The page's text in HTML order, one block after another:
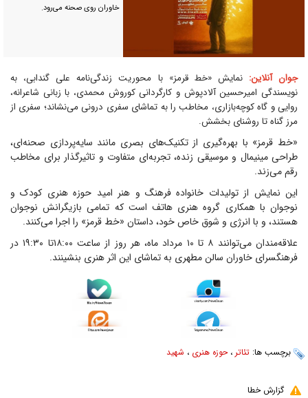
خاوران روی صحنه می‌رود.
جوان آنلاین: نمایش «خط قرمز» با محوریت زندگی‌نامه علی گندابی، به
نویسندگی امیرحسین آلادپوش و کارگردانی کوروش محمدی، با زبانی شاعرانه،
روایی و گاه کوچه‌بازاری، مخاطب را به تماشای سفری درونی می‌نشاند؛ سفری از
مرز گناه تا روشنای بخشش.
«خط قرمز» با بهره‌گیری از تکنیک‌های بصری مانند سایه‌پردازی صحنه‌ای،
طراحی مینیمال و موسیقی زنده، تجربه‌ای متفاوت و تاثیرگذار برای مخاطب
رقم می‌زند.
این نمایش از تولیدات خانواده فرهنگ و هنر امید حوزه هنری کودک و
نوجوان با همکاری گروه هنری هاتف است که تمامی بازیگرانش نوجوان
هستند، و با انرژی و شوق خاص خود، داستان «خط قرمز» را اجرا می‌کنند.
علاقه‌مندان می‌توانند ۸ تا ۱۰ مرداد ماه، هر روز از ساعت ۱۸:۰۰تا ۱۹:۳۰ در
فرهنگسرای خاوران سالن مطهری به تماشای این اثر هنری بنشینند.
برچسب ها: تئاتر ،حوزه هنری ، شهید
گزارش خطا